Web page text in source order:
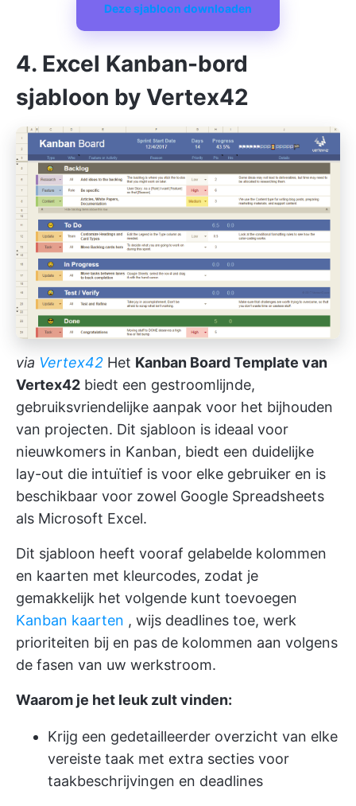
Deze sjabloon downloaden
4. Excel Kanban-bord
sjabloon by Vertex42
via Vertex42 Het Kanban Board Template van
Vertex42 biedt een gestroomlijnde,
gebruiksvriendelijke aanpak voor het bijhouden
van projecten. Dit sjabloon is ideaal voor
nieuwkomers in Kanban, biedt een duidelijke
lay-out die intuïtief is voor elke gebruiker en is
beschikbaar voor zowel Google Spreadsheets
als Microsoft Excel.
Dit sjabloon heeft vooraf gelabelde kolommen
en kaarten met kleurcodes, zodat je
gemakkelijk het volgende kunt toevoegen
Kanban kaarten , wijs deadlines toe, werk
prioriteiten bij en pas de kolommen aan volgens
de fasen van uw werkstroom.
Waarom je het leuk zult vinden:
Krijg een gedetailleerder overzicht van elke
vereiste taak met extra secties voor
taakbeschrijvingen en deadlines